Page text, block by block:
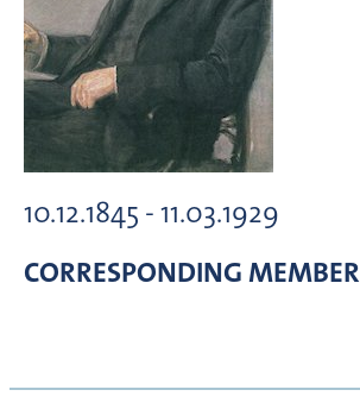
10.12.1845 - 11.03.1929
CORRESPONDING MEMBER